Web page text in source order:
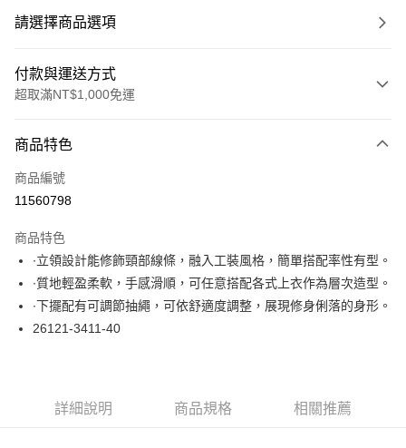
請選擇商品選項
付款與運送方式
超取滿NT$1,000免運
信用卡一次付款
超商取貨付款
Apple Pay
悠遊付
大哥付你分期
2.付款方式選擇「大哥付你分期」，訂單成立後會自動跳轉到大哥付的交易
流程，驗證手機門號後，選擇欲分期的期數、繳款截止日，確認付款後即完
商品特色
商品編號
11560798
商品特色
∙立領設計能修飾頸部線條，融入工裝風格，簡單搭配率性有型。
∙質地輕盈柔軟，手感滑順，可任意搭配各式上衣作為層次造型。
∙下擺配有可調節抽繩，可依舒適度調整，展現修身俐落的身形。
26121-3411-40
詳細說明 商品規格 相關推薦